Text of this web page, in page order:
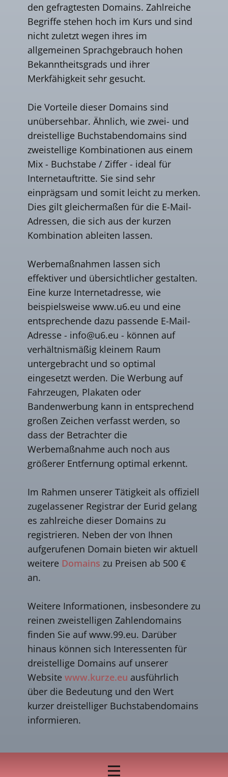
den gefragtesten Domains. Zahlreiche
Begriffe stehen hoch im Kurs und sind
nicht zuletzt wegen ihres im
allgemeinen Sprachgebrauch hohen
Bekanntheitsgrads und ihrer
Merkfähigkeit sehr gesucht.
Die Vorteile dieser Domains sind
unübersehbar. Ähnlich, wie zwei- und
dreistellige Buchstabendomains sind
zweistellige Kombinationen aus einem
Mix - Buchstabe / Ziffer - ideal für
Internetauftritte. Sie sind sehr
einprägsam und somit leicht zu merken.
Dies gilt gleichermaßen für die E-Mail-
Adressen, die sich aus der kurzen
Kombination ableiten lassen.
Werbemaßnahmen lassen sich
effektiver und übersichtlicher gestalten.
Eine kurze Internetadresse, wie
beispielsweise www.u6.eu und eine
entsprechende dazu passende E-Mail-
Adresse - info@u6.eu - können auf
verhältnismäßig kleinem Raum
untergebracht und so optimal
eingesetzt werden. Die Werbung auf
Fahrzeugen, Plakaten oder
Bandenwerbung kann in entsprechend
großen Zeichen verfasst werden, so
dass der Betrachter die
Werbemaßnahme auch noch aus
größerer Entfernung optimal erkennt.
Im Rahmen unserer Tätigkeit als offiziell
zugelassener Registrar der Eurid gelang
es zahlreiche dieser Domains zu
registrieren. Neben der von Ihnen
aufgerufenen Domain bieten wir aktuell
weitere Domains zu Preisen ab 500 €
an.
Weitere Informationen, insbesondere zu
reinen zweistelligen Zahlendomains
finden Sie auf www.99.eu. Darüber
hinaus können sich Interessenten für
dreistellige Domains auf unserer
Website www.kurze.eu ausführlich
über die Bedeutung und den Wert
kurzer dreistelliger Buchstabendomains
informieren.